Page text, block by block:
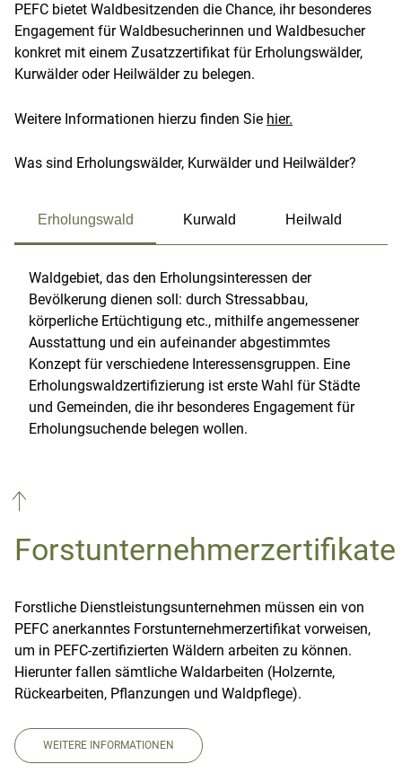
PEFC bietet Waldbesitzenden die Chance, ihr besonderes
Engagement für Waldbesucherinnen und Waldbesucher
konkret mit einem Zusatzzertifikat für Erholungswälder,
Kurwälder oder Heilwälder zu belegen.
Weitere Informationen hierzu finden Sie hier.
Was sind Erholungswälder, Kurwälder und Heilwälder?
Erholungswald Kurwald Heilwald
Waldgebiet, das den Erholungsinteressen der
Bevölkerung dienen soll: durch Stressabbau,
körperliche Ertüchtigung etc., mithilfe angemessener
Ausstattung und ein aufeinander abgestimmtes
Konzept für verschiedene Interessensgruppen. Eine
Erholungswaldzertifizierung ist erste Wahl für Städte
und Gemeinden, die ihr besonderes Engagement für
Erholungsuchende belegen wollen.
Forstunternehmerzertifikate
Forstliche Dienstleistungsunternehmen müssen ein von
PEFC anerkanntes Forstunternehmerzertifikat vorweisen,
um in PEFC-zertifizierten Wäldern arbeiten zu können.
Hierunter fallen sämtliche Waldarbeiten (Holzernte,
Rückearbeiten, Pflanzungen und Waldpflege).
WEITERE INFORMATIONEN